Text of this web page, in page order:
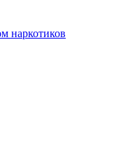
наркотиков